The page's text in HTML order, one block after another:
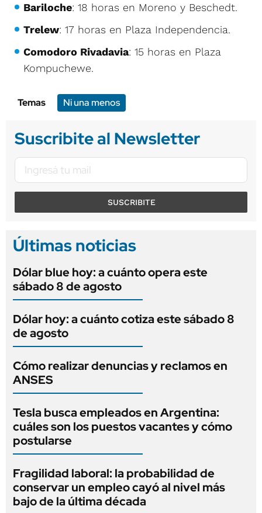
Bariloche: 18 horas en Moreno y Beschedt.
Trelew: 17 horas en Plaza Independencia.
Comodoro Rivadavia: 15 horas en Plaza
Kompuchewe.
Temas Ni una menos
Suscribite al Newsletter
SUSCRIBITE
Últimas noticias
Dólar blue hoy: a cuánto opera este
sábado 8 de agosto
Dólar hoy: a cuánto cotiza este sábado 8
de agosto
Cómo realizar denuncias y reclamos en
ANSES
Tesla busca empleados en Argentina:
cuáles son los puestos vacantes y cómo
postularse
Fragilidad laboral: la probabilidad de
conservar un empleo cayó al nivel más
bajo de la última década